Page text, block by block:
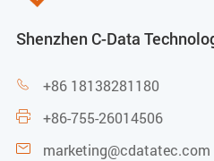
Shenzhen C-Data
 +86 18138281180
 +86-755-26014506
 marketing@cdatatec.com